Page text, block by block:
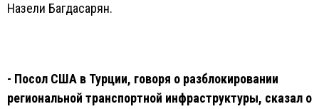
Назели Багдасарян.
- Посол США в Турции, говоря о разблокировании
региональной транспортной инфраструктуры, сказал о